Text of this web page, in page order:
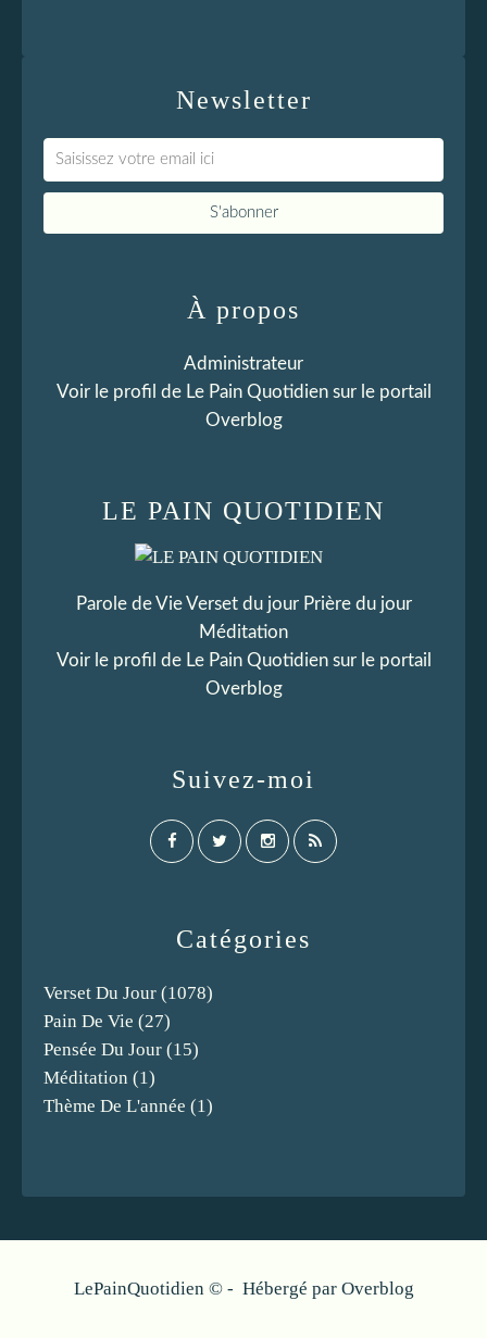
Newsletter
Catégories
Verset Du Jour (1078)
Pain De Vie (27)
Pensée Du Jour (15)
Méditation (1)
Thème De L'année (1)
LE PAIN QUOTIDIEN
Parole de Vie Verset du jour Prière du jour
Méditation
Voir le profil de Le Pain Quotidiensur le portail
Overblog
Suivez-moi
À propos
Administrateur
Voir le profil de Le Pain Quotidiensur le portail
Overblog
LePainQuotidien © - Hébergé par Overblog